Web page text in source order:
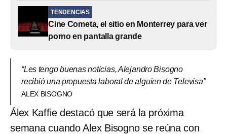
TENDENCIAS
Cine Cometa, el sitio en Monterrey para ver
porno en pantalla grande
“Les tengo buenas noticias, Alejandro Bisogno
recibió una propuesta laboral de alguien de Televisa”
ALEX BISOGNO
Álex Kaffie destacó que será la próxima
semana cuando Alex Bisogno se reúna con